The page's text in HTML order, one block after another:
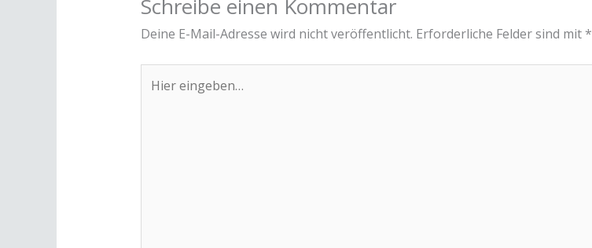
Schreibe einen Kommentar
Deine E-Mail-Adresse wird nicht veröffentlicht. Erforderliche Felder sind mit *
eingeben…